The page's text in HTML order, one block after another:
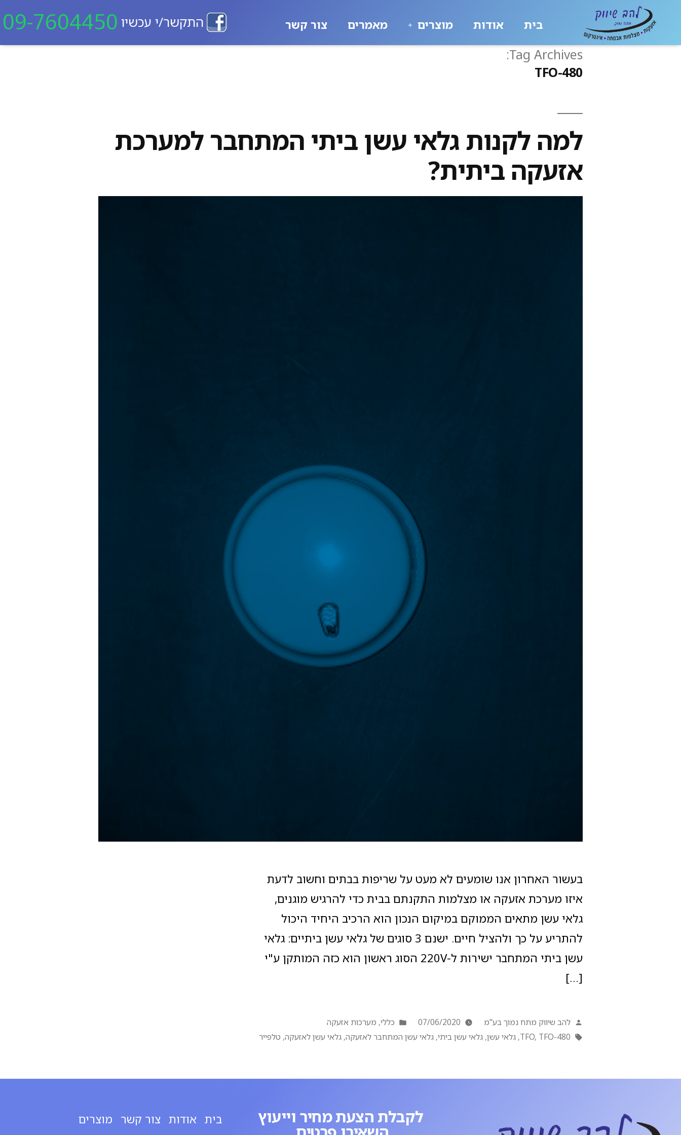
בית אודות מוצרים מאמרים צור קשר התקשר/י עכשיו 09-7604450
Tag Archives:
TFO-480
למה לקנות גלאי עשן ביתי המתחבר למערכת
אזעקה ביתית?
בעשור האחרון אנו שומעים לא מעט על שריפות בבתים וחשוב לדעת
איזו מערכת אזעקה או מצלמות התקנתם בבית כדי להרגיש מוגנים,
גלאי עשן מתאים הממוקם במיקום הנכון הוא הרכיב היחיד היכול
להתריע על כך ולהציל חיים. ישנם 3 סוגים של גלאי עשן ביתיים: גלאי
עשן ביתי המתחבר ישירות ל-220V הסוג ראשון הוא כזה המותקן ע"י
[…]
להב שיווק מתח נמוך בע"מ 07/06/2020 כללי, מערכות אזעקה
TFO, TFO-480
,גלאי עשן,גלאי עשן ביתי,גלאי עשן המתחבר לאזעקה,גלאי עשן לאזעקה, טלפייר
לקבלת הצעת מחיר וייעוץ בית אודות צור קשר מוצרים